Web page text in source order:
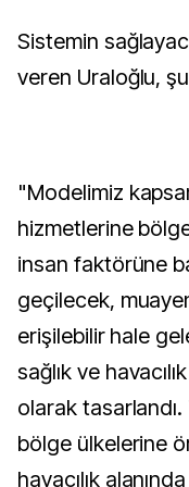
Sistemin
veren Uraloğlu,
"Modelimiz
hizmetlerine
insan faktörüne
geçilecek,
erişilebilir hale
sağlık ve
olarak
bölge ülkelerine
havacılık